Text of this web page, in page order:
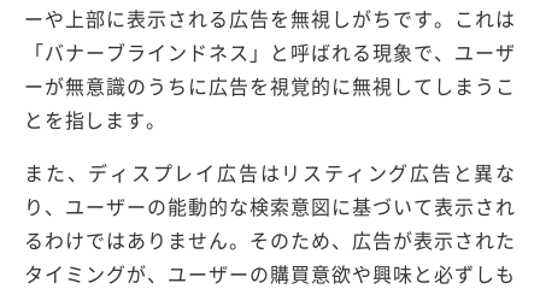
ーや上部に表示される広告を無視しがちです。これは
「バナーブラインドネス」と呼ばれる現象で、ユーザ
ーが無意識のうちに広告を視覚的に無視してしまうこ
とを指します。
また、ディスプレイ広告はリスティング広告と異な
り、ユーザーの能動的な検索意図に基づいて表示され
るわけではありません。そのため、広告が表示された
タイミングが、ユーザーの購買意欲や興味と必ずしも